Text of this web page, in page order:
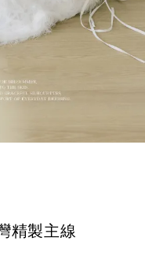
精製主線